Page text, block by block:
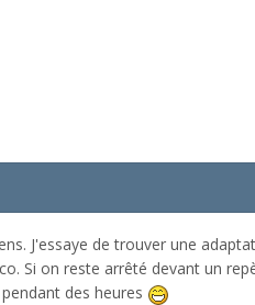
J'essaye de trouver une
Si on reste arrêté devant un
des heures